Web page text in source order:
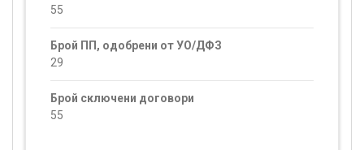
55
Брой ПП, одобрени от УО/ДФЗ
29
Брой сключени договори
55